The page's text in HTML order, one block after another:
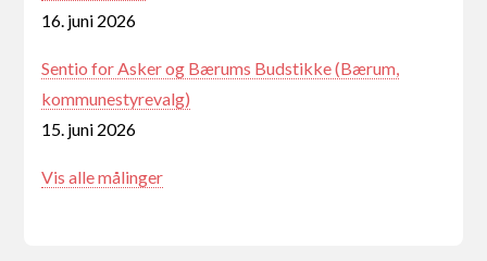
16. juni 2026
Sentio for Asker og Bærums Budstikke (Bærum,
kommunestyrevalg)
15. juni 2026
Vis alle målinger